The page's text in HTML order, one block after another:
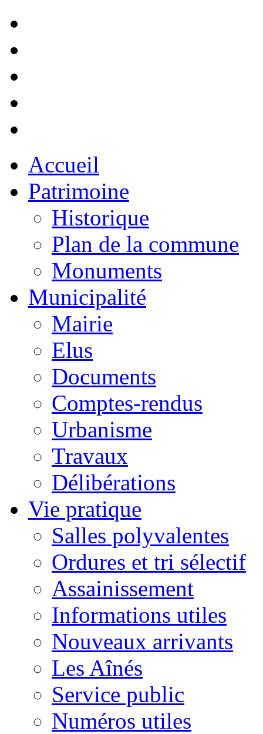
Accueil
Patrimoine
Historique
Plan de la commune
Monuments
Municipalité
Mairie
Elus
Documents
Comptes-rendus
Urbanisme
Travaux
Délibérations
Vie pratique
Salles polyvalentes
Ordures et tri sélectif
Assainissement
Informations utiles
Nouveaux arrivants
Les Aînés
Service public
Numéros utiles